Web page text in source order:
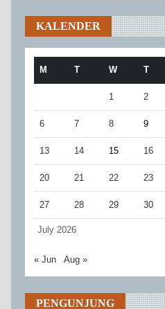
KALENDER
July 2026
M T W T
1 2
6 7 8 9
13 14 15 16
20 21 22 23
27 28 29 30
« Jun Aug »
PENGUNJUNG